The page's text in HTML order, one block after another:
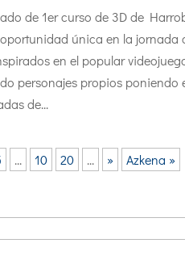
de 1er curso de 3D de
única en la jornada
en el popular
personajes propios poniendo
de...
... 10 20 ... » Azkena »